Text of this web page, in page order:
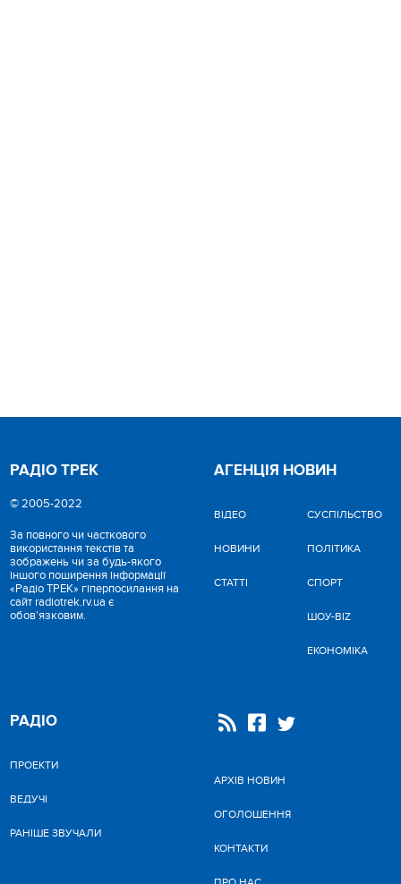
РАДІО ТРЕК
© 2005-2022
За повного чи часткового
використання текстів та
зображень чи за будь-якого
іншого поширення інформації
«Радіо ТРЕК» гіперпосилання на
сайт radiotrek.rv.ua є
обов'язковим.
АГЕНЦІЯ НОВИН
ВІДЕО
НОВИНИ
СТАТТІ
CУСПІЛЬСТВО
ПОЛІТИКА
СПОРТ
ШОУ-BIZ
ЕКОНОМІКА
РАДІО
ПРОЕКТИ
ВЕДУЧІ
РАНІШЕ ЗВУЧАЛИ
АРХІВ НОВИН
ОГОЛОШЕННЯ
КОНТАКТИ